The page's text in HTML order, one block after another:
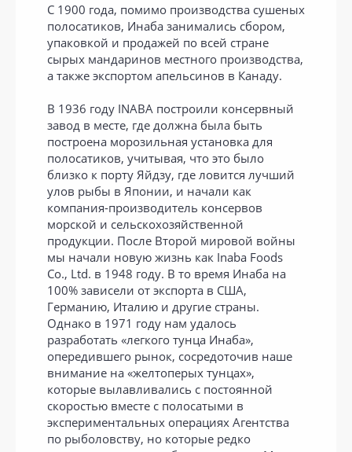
С 1900 года, помимо производства сушеных
полосатиков, Инаба занимались сбором,
упаковкой и продажей по всей стране
сырых мандаринов местного производства,
а также экспортом апельсинов в Канаду.
В 1936 году INABA построили консервный
завод в месте, где должна была быть
построена морозильная установка для
полосатиков, учитывая, что это было
близко к порту Яйдзу, где ловится лучший
улов рыбы в Японии, и начали как
компания-производитель консервов
морской и сельскохозяйственной
продукции. После Второй мировой войны
мы начали новую жизнь как Inaba Foods
Co., Ltd. в 1948 году. В то время Инаба на
100% зависели от экспорта в США,
Германию, Италию и другие страны.
Однако в 1971 году нам удалось
разработать «легкого тунца Инаба»,
опередившего рынок, сосредоточив наше
внимание на «желтоперых тунцах»,
которые вылавливались с постоянной
скоростью вместе с полосатыми в
экспериментальных операциях Агентства
по рыболовству, но которые редко